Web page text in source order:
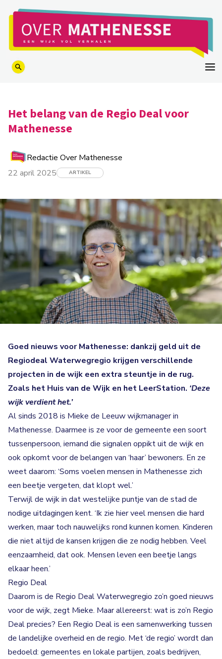
Het belang van de Regio Deal voor
Mathenesse
Redactie Over Mathenesse
22 april 2025
ARTIKEL
Goed nieuws voor Mathenesse: dankzij geld uit de
Regiodeal Waterwegregio krijgen verschillende
projecten in de wijk een extra steuntje in de rug.
Zoals het Huis van de Wijk en het LeerStation. ‘Deze
wijk verdient het.’
Al sinds 2018 is Mieke de Leeuw wijkmanager in
Mathenesse. Daarmee is ze voor de gemeente een soort
tussenpersoon, iemand die signalen oppikt uit de wijk en
ook opkomt voor de belangen van ‘haar’ bewoners. En ze
weet daarom: ‘Soms voelen mensen in Mathenesse zich
een beetje vergeten, dat klopt wel.’
Terwijl de wijk in dat westelijke puntje van de stad de
nodige uitdagingen kent. ‘Ik zie hier veel mensen die hard
werken, maar toch nauwelijks rond kunnen komen. Kinderen
die niet altijd de kansen krijgen die ze nodig hebben. Veel
eenzaamheid, dat ook. Mensen leven een beetje langs
elkaar heen.’
Regio Deal
Daarom is de Regio Deal Waterwegregio zo’n goed nieuws
voor de wijk, zegt Mieke. Maar allereerst: wat is zo’n Regio
Deal precies? Een Regio Deal is een samenwerking tussen
de landelijke overheid en de regio. Met ‘de regio’ wordt dan
bedoeld: gemeentes en lokale partijen, zoals bedrijven,